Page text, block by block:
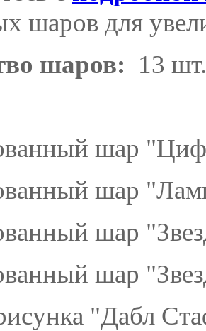
шаров для
шаров: 13 шт.
шар
шар
шар
шар
"Дабл